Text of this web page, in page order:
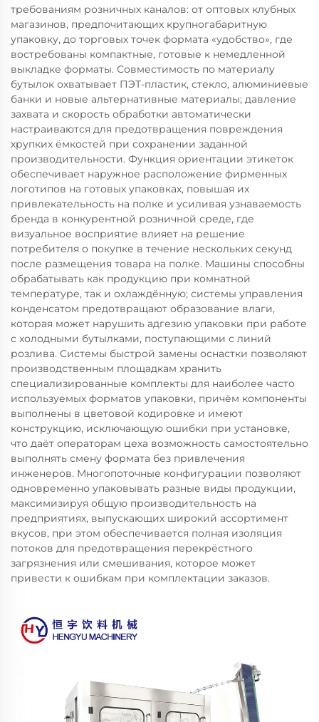
требованиям розничных каналов: от оптовых клубных
магазинов, предпочитающих крупногабаритную
упаковку, до торговых точек формата «удобство», где
востребованы компактные, готовые к немедленной
выкладке форматы. Совместимость по материалу
бутылок охватывает ПЭТ-пластик, стекло, алюминиевые
банки и новые альтернативные материалы; давление
захвата и скорость обработки автоматически
настраиваются для предотвращения повреждения
хрупких ёмкостей при сохранении заданной
производительности. Функция ориентации этикеток
обеспечивает наружное расположение фирменных
логотипов на готовых упаковках, повышая их
привлекательность на полке и усиливая узнаваемость
бренда в конкурентной розничной среде, где
визуальное восприятие влияет на решение
потребителя о покупке в течение нескольких секунд
после размещения товара на полке. Машины способны
обрабатывать как продукцию при комнатной
температуре, так и охлаждённую; системы управления
конденсатом предотвращают образование влаги,
которая может нарушить адгезию упаковки при работе
с холодными бутылками, поступающими с линий
розлива. Системы быстрой замены оснастки позволяют
производственным площадкам хранить
специализированные комплекты для наиболее часто
используемых форматов упаковки, причём компоненты
выполнены в цветовой кодировке и имеют
конструкцию, исключающую ошибки при установке,
что даёт операторам цеха возможность самостоятельно
выполнять смену формата без привлечения
инженеров. Многопоточные конфигурации позволяют
одновременно упаковывать разные виды продукции,
максимизируя общую производительность на
предприятиях, выпускающих широкий ассортимент
вкусов, при этом обеспечивается полная изоляция
потоков для предотвращения перекрёстного
загрязнения или смешивания, которое может
привести к ошибкам при комплектации заказов.